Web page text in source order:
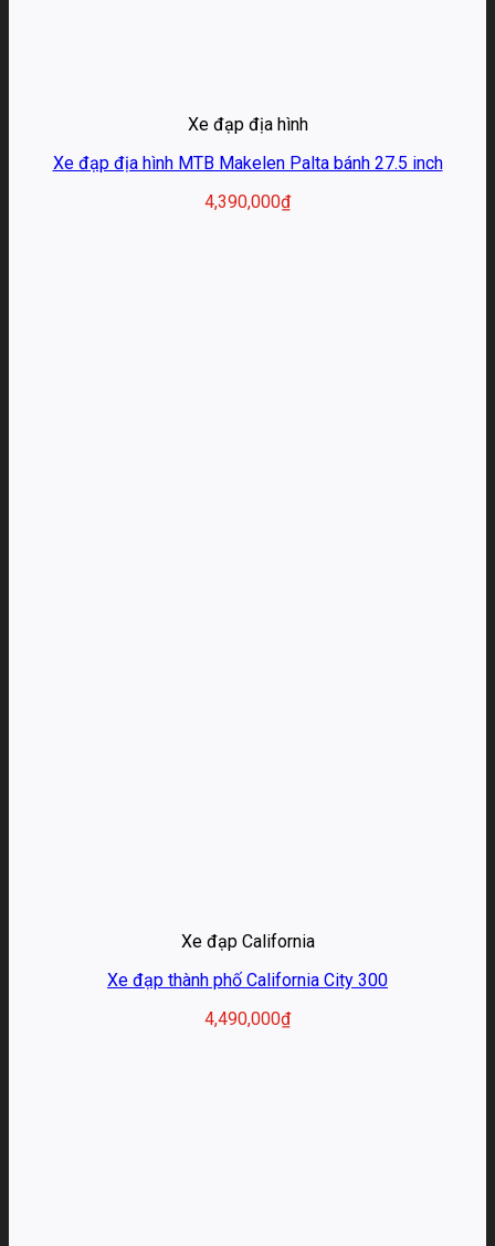
Xe đạp địa hình
Xe đạp địa hình MTB Makelen Palta bánh 27.5 inch
4,390,000₫
Xe đạp California
Xe đạp thành phố California City 300
4,490,000₫